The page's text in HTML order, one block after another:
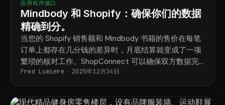
应用程序接口
Mindbody 和 Shopify：确保你们的数据
精确到分。
当您的 Shopify 销售额和 Mindbody 书籍的售价在每笔
订单上都存在几分钱的差异时，月底结算就变成了一项
繁琐的核对工作。ShopConnect 可以确保双方数据完
全一致，因此对账只需下载即可完成，无需耗费一天的
时间。
Fred Lumiere 2025年12月24日